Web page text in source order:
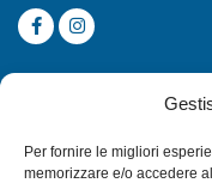
Per fornire le migliori
memorizzare e/o accedere
CATEGORIE
MULINELLI